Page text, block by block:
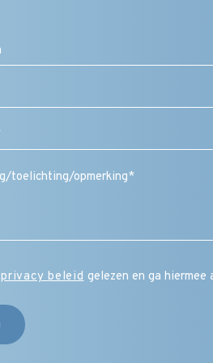
privacy beleidgelezen en ga hiermee